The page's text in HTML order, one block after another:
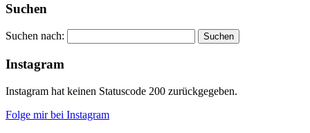
Suchen
Suchen nach:
Instagram
Instagram hat keinen Statuscode 200 zurückgegeben.
Folge mir bei Instagram